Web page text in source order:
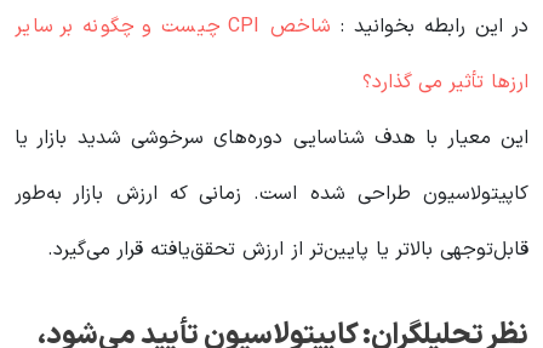
در این رابطه بخوانید‌ :
شاخص CPI چیست و چگونه بر سایر
ارزها تأثیر می گذارد؟
این معیار با هدف شناسایی دوره‌های سرخوشی شدید بازار یا
کاپیتولاسیون طراحی شده است. زمانی که ارزش بازار به‌طور
قابل‌توجهی بالاتر یا پایین‌تر از ارزش تحقق‌یافته قرار می‌گیرد.
نظر تحلیلگران: کاپیتولاسیون تأیید می‌شود،